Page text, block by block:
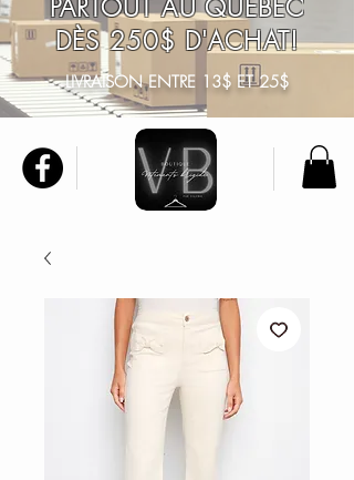
PARTOUT AU QUÉBEC
DÈS 250$ D'ACHAT!
LIVRAISON ENTRE 13$ ET 25$